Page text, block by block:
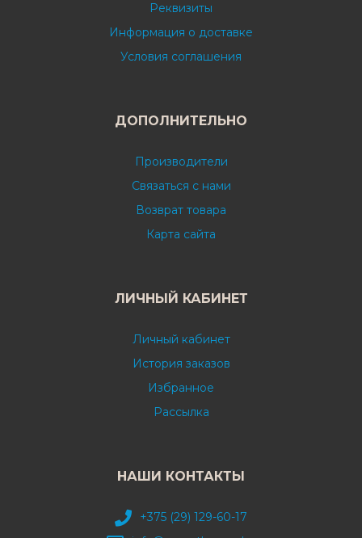
Реквизиты
Информация о доставке
Условия соглашения
ДОПОЛНИТЕЛЬНО
Производители
Связаться с нами
Возврат товара
Карта сайта
ЛИЧНЫЙ КАБИНЕТ
Личный кабинет
История заказов
Избранное
Рассылка
НАШИ КОНТАКТЫ
+375 (29) 129-60-17